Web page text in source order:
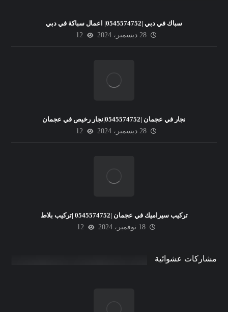
سباك في دبي |0545574752| اعمال سباكة في دبي
28 ديسمبر، 2024
12
نجار في عجمان |0545574752|نجار رخيص في عجمان
28 ديسمبر، 2024
12
تركيب سيراميك في عجمان |0545574752 |تركيب بلاط
18 نوفمبر، 2024
12
مشاركات عشوائية